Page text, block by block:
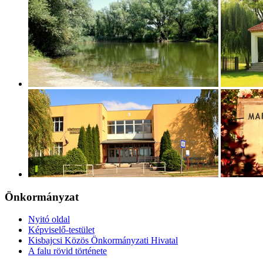
Önkormányzat
Nyitó oldal
Képviselő-testület
Kisbajcsi Közös Önkormányzati Hivatal
A falu rövid története